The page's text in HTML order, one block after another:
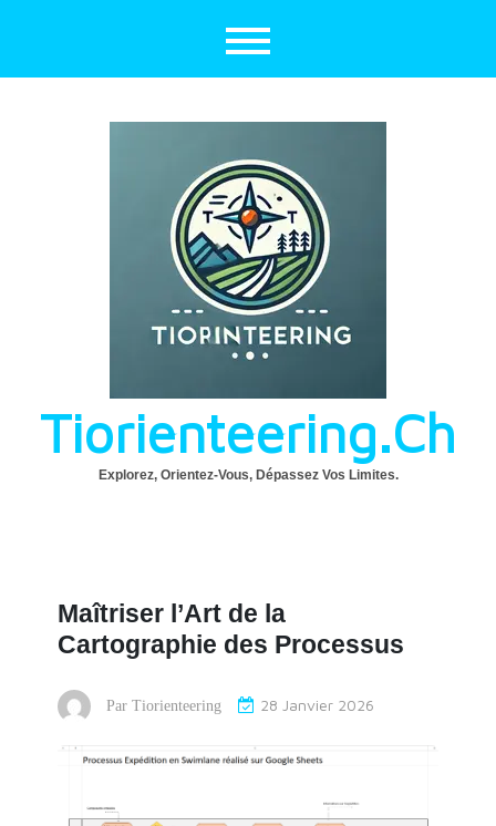
Tiorienteering.ch
Explorez, Orientez-Vous, Dépassez Vos Limites.
Maîtriser l’Art de la
Cartographie des Processus
Par Tiorienteering 28 Janvier 2026